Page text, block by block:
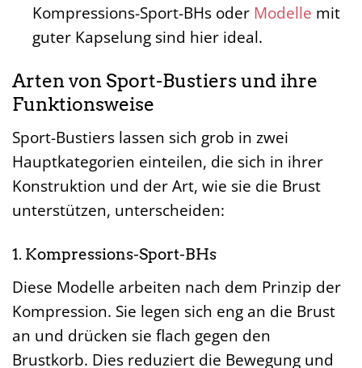
Kompressions-Sport-BHs oder Modelle mit
guter Kapselung sind hier ideal.
Arten von Sport-Bustiers und ihre
Funktionsweise
Sport-Bustiers lassen sich grob in zwei
Hauptkategorien einteilen, die sich in ihrer
Konstruktion und der Art, wie sie die Brust
unterstützen, unterscheiden:
1. Kompressions-Sport-BHs
Diese Modelle arbeiten nach dem Prinzip der
Kompression. Sie legen sich eng an die Brust
an und drücken sie flach gegen den
Brustkorb. Dies reduziert die Bewegung und